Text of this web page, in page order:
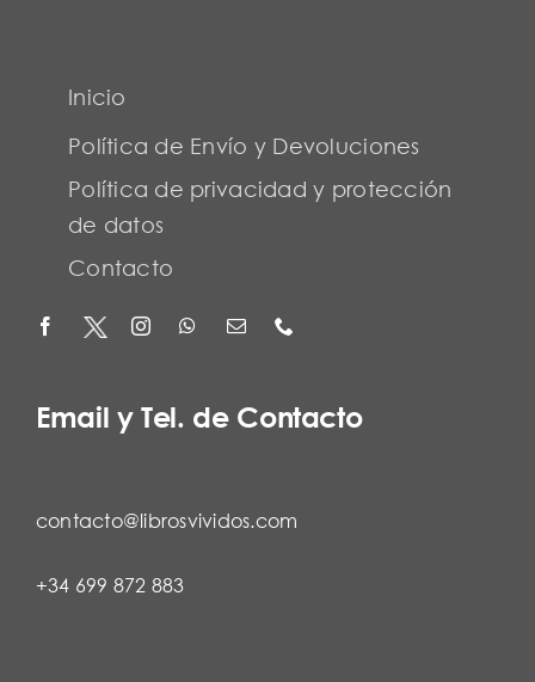
Inicio
Política de Envío y Devoluciones
Política de privacidad y protección
de datos
Contacto
Email y Tel. de Contacto
contacto@librosvividos.com
+34 699 872 883